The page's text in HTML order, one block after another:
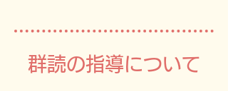
​群読の指導について